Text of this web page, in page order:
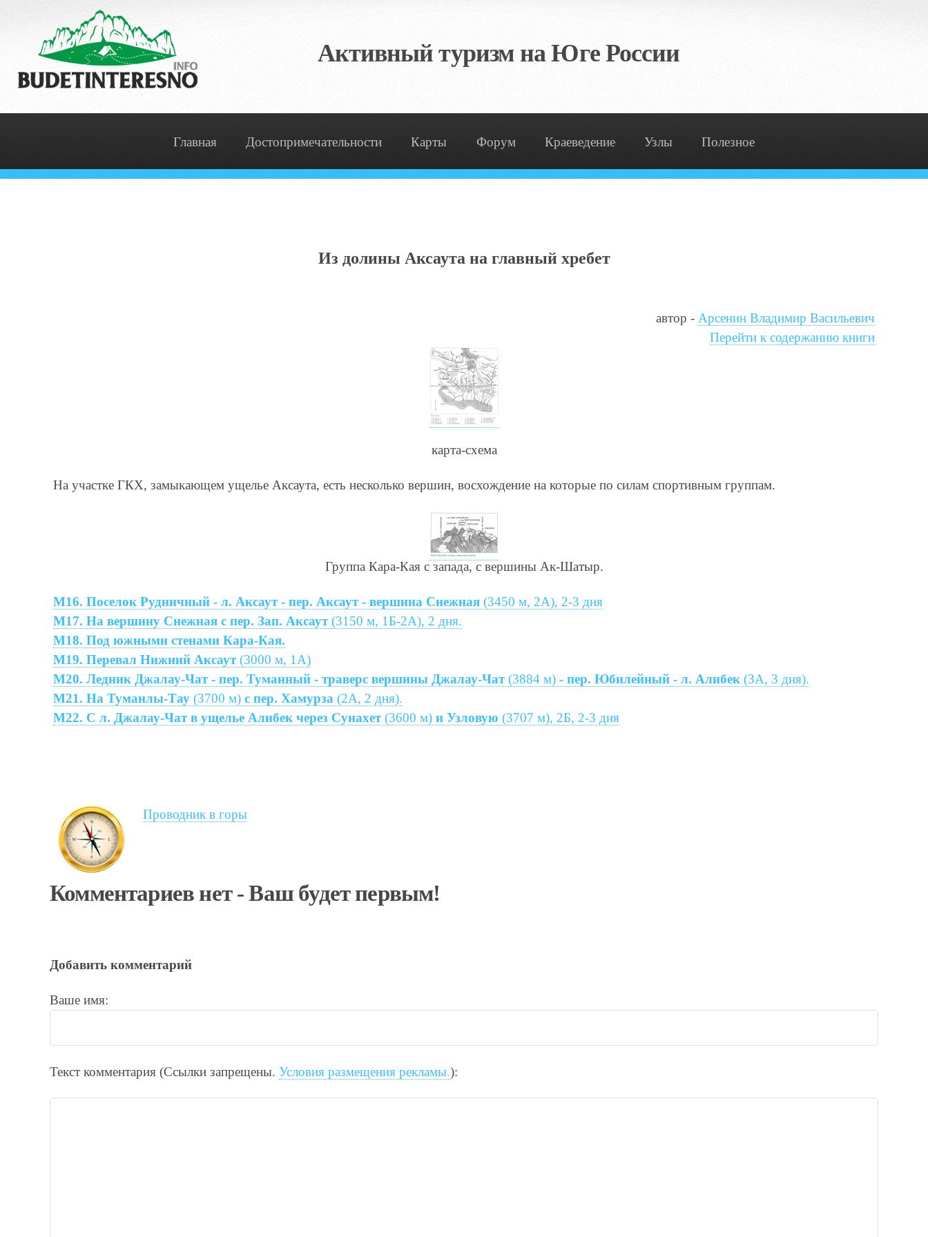
Активный туризм на Юге России
Главная Достопримечательности Карты Форум Краеведение Узлы Полезное
Из долины Аксаута на главный хребет
автор - Арсенин Владимир Васильевич
Перейти к содержанию книги
карта-схема
На участке ГКХ, замыкающем ущелье Аксаута, есть несколько вершин, восхождение на которые по силам спортивным группам.
Группа Кара-Кая с запада, с вершины Ак-Шатыр.
М16. Поселок Рудничный - л. Аксаут - пер. Аксаут - вершина Снежная (3450 м, 2А), 2-3 дня
М17. На вершину Снежная с пер. Зап. Аксаут (3150 м, 1Б-2А), 2 дня.
М18. Под южными стенами Кара-Кая.
М19. Перевал Нижний Аксаут (3000 м, 1А)
М20. Ледник Джалау-Чат - пер. Туманный - траверс вершины Джалау-Чат (3884 м) - пер. Юбилейный - л. Алибек (ЗА, 3 дня).
М21. На Туманлы-Тау (3700 м) с пер. Хамурза (2А, 2 дня).
М22. С л. Джалау-Чат в ущелье Алибек через Сунахет (3600 м) и Узловую (3707 м), 2Б, 2-3 дня
Проводник в горы
Комментариев нет - Ваш будет первым!
Добавить комментарий
Ваше имя:
Текст комментария (Ссылки запрещены. Условия размещения рекламы.):